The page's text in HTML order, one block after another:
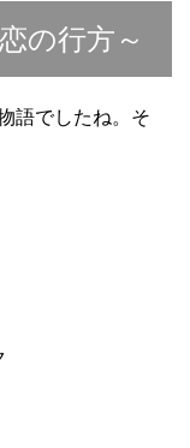
の行方～
語でしたね。そ